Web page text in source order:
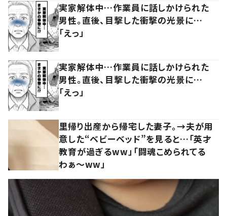
実家解体中…作業員に話しかけられた
男性。直後、目撃した衝撃の光景に…
「えっ」
実家解体中…作業員に話しかけられた
男性。直後、目撃した衝撃の光景に…
「えっ」
里帰り出産から帰宅した妻子。→夫が用
意した“ベビーベッド”を見ると…「英才
教育が過ぎるww」「闘魂こめられてる
わぁ～ww」